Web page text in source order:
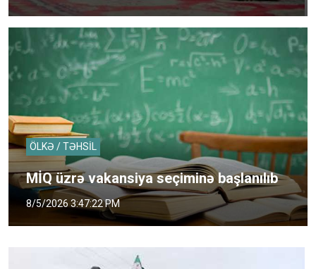
ÖLKƏ / TƏHSİL
MİQ üzrə vakansiya seçiminə başlanılıb
8/5/2026 3:47:22 PM